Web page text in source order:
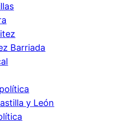
Barriada
y León